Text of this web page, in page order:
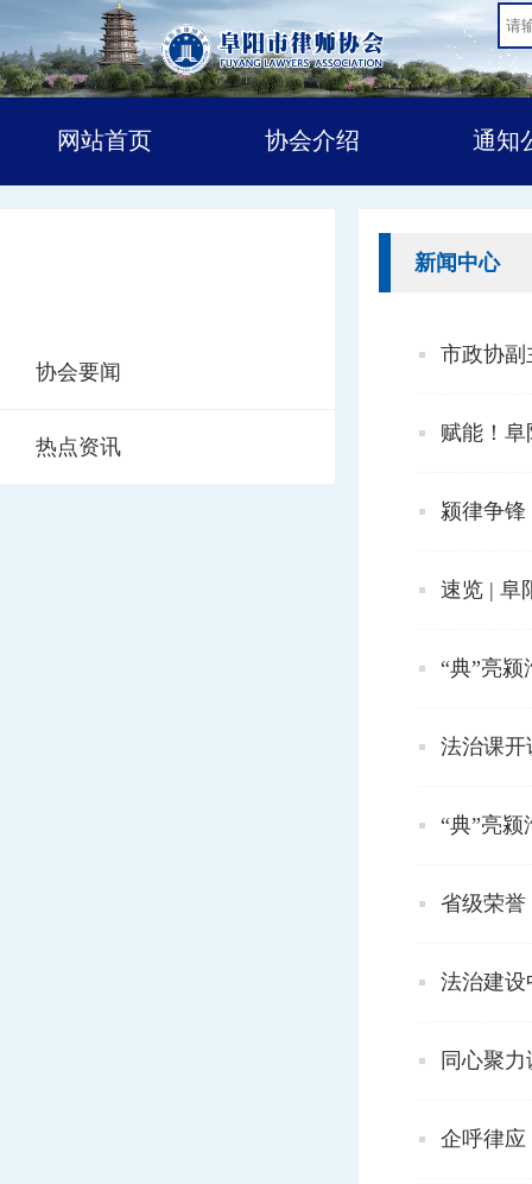
网站首页 协会介绍 通知
新闻中心
市政协副
赋能！阜
颍律争
速览 | 阜
“典”亮
法治课开
“典”亮
省级荣誉
法治建设
同心聚
企呼律应
协会要闻
热点资讯